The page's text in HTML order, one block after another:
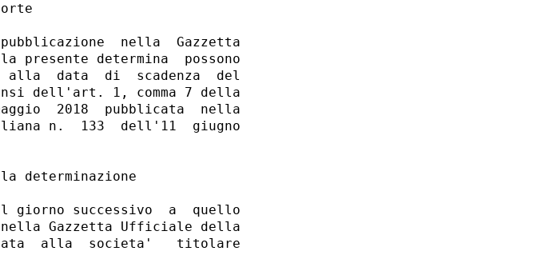
nella  Gazzetta
determina  possono
alla  data  di  scadenza  del
dell'art. 1, comma 7 della
2018  pubblicata  nella
n.  133  dell'11  giugno
determinazione
giorno successivo  a  quello
Gazzetta Ufficiale della
alla  societa'   titolare